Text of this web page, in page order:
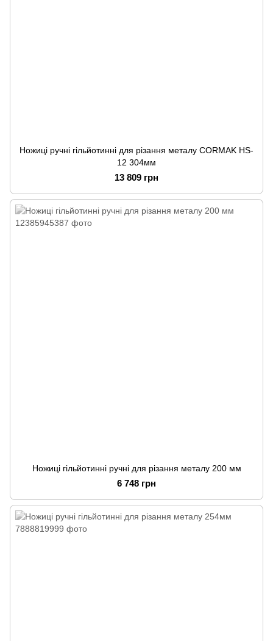
Ножиці ручні гільйотинні для різання металу CORMAK HS-
12 304мм
13 809 грн
Ножиці гільйотинні ручні для різання металу 200 мм
6 748 грн